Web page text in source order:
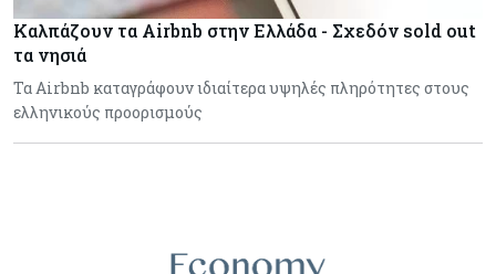
Καλπάζουν τα Airbnb στην Ελλάδα - Σχεδόν sold out
τα νησιά
Τα Airbnb καταγράφουν ιδιαίτερα υψηλές πληρότητες στους
ελληνικούς προορισμούς